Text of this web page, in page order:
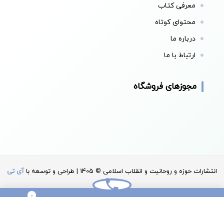
معرفی کتاب
محتوای کوتاه
درباره ما
ارتباط با ما
مجوزهای فروشگاه
انتشارات حوزه و روحانیت و انقلاب اسلامی © 1405 | طراحی و توسعه با
آی تی
سان